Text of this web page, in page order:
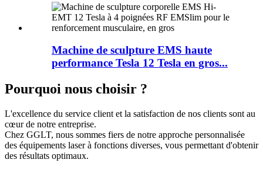
Machine de sculpture EMS haute
performance Tesla 12 Tesla en gros...
Pourquoi nous choisir ?
L'excellence du service client et la satisfaction de nos clients sont au
cœur de notre entreprise.
Chez GGLT, nous sommes fiers de notre approche personnalisée
des équipements laser à fonctions diverses, vous permettant d'obtenir
des résultats optimaux.